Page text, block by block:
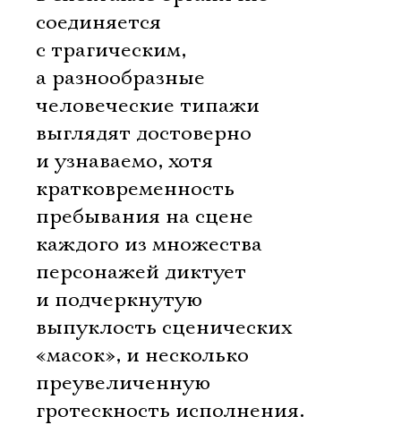
соединяется
с трагическим,
а разнообразные
человеческие типажи
выглядят достоверно
и узнаваемо, хотя
кратковременность
пребывания на сцене
каждого из множества
персонажей диктует
и подчеркнутую
выпуклость сценических
«масок», и несколько
преувеличенную
гротескность исполнения.